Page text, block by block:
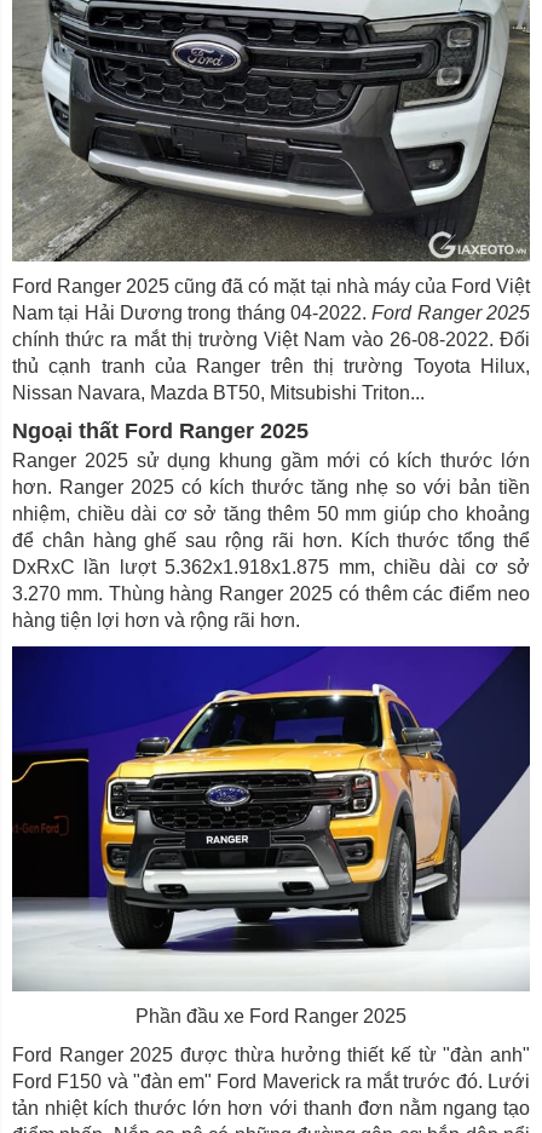
Ford Ranger 2025 cũng đã có mặt tại nhà máy của Ford Việt
Nam tại Hải Dương trong tháng 04-2022.Ford Ranger 2025
chính thức ra mắt thị trường Việt Nam vào 26-08-2022. Đối
thủ cạnh tranh của Ranger trên thị trường Toyota Hilux,
Nissan Navara, Mazda BT50, Mitsubishi Triton...
Ngoại thất Ford Ranger 2025
Ranger 2025 sử dụng khung gầm mới có kích thước lớn
hơn. Ranger 2025 có kích thước tăng nhẹ so với bản tiền
nhiệm, chiều dài cơ sở tăng thêm 50 mm giúp cho khoảng
để chân hàng ghế sau rộng rãi hơn. Kích thước tổng thể
DxRxC lần lượt 5.362x1.918x1.875 mm, chiều dài cơ sở
3.270 mm. Thùng hàng Ranger 2025 có thêm các điểm neo
hàng tiện lợi hơn và rộng rãi hơn.
Phần đầu xe Ford Ranger 2025
Ford Ranger 2025 được thừa hưởng thiết kế từ "đàn anh"
Ford F150 và "đàn em" Ford Maverick ra mắt trước đó. Lưới
tản nhiệt kích thước lớn hơn với thanh đơn nằm ngang tạo